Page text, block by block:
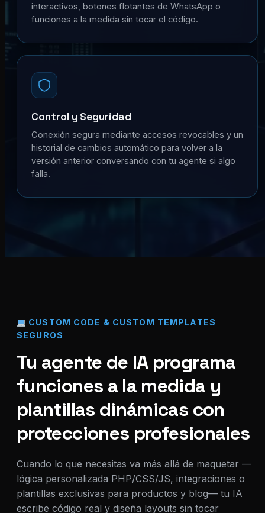
interactivos, botones flotantes de WhatsApp o
funciones a la medida sin tocar el código.
Control y Seguridad
Conexión segura mediante accesos revocables y un
historial de cambios automático para volver a la
versión anterior conversando con tu agente si algo
falla.
CUSTOM CODE & CUSTOM TEMPLATES
SEGUROS
Tu agente de IA programa
funciones a la medida y
plantillas dinámicas con
protecciones profesionales
Cuando lo que necesitas va más allá de maquetar —
lógica personalizada PHP/CSS/JS, integraciones o
plantillas exclusivas para productos y blog— tu IA
escribe código real y diseña layouts sin tocar